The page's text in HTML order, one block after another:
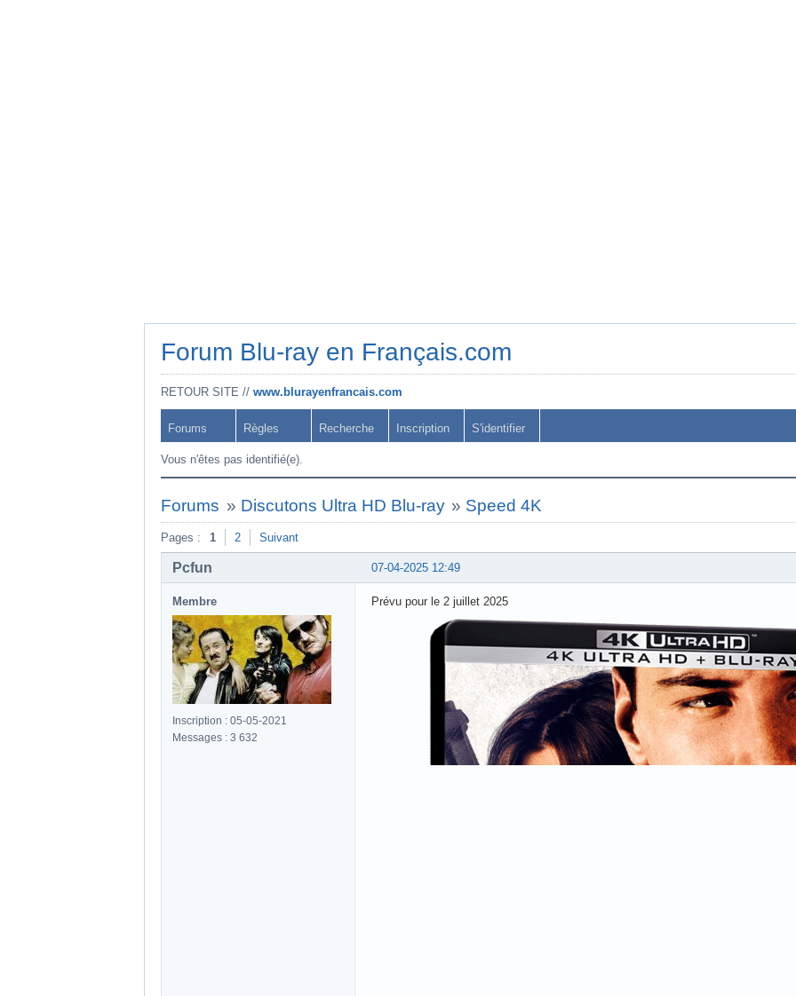
Forum Blu-ray en Français.com
RETOUR SITE // www.blurayenfrancais.com
Forums Règles Recherche Inscription S'identifier
Vous n'êtes pas identifié(e).
Forums » Discutons Ultra HD Blu-ray » Speed 4K
Pages : 1 2 Suivant
07-04-2025 12:49
Pcfun
Membre
Inscription : 05-05-2021
Messages : 3 632
Prévu pour le 2 juillet 2025